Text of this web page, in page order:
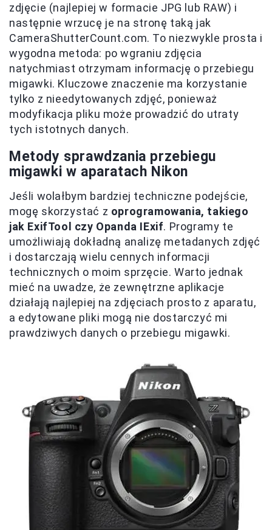
zdjęcie (najlepiej w formacie JPG lub RAW) i
następnie wrzucę je na stronę taką jak
CameraShutterCount.com. To niezwykle prosta i
wygodna metoda: po wgraniu zdjęcia
natychmiast otrzymam informację o przebiegu
migawki. Kluczowe znaczenie ma korzystanie
tylko z nieedytowanych zdjęć, ponieważ
modyfikacja pliku może prowadzić do utraty
tych istotnych danych.
Metody sprawdzania przebiegu
migawki w aparatach Nikon
Jeśli wolałbym bardziej techniczne podejście,
mogę skorzystać z oprogramowania, takiego
jak ExifTool czy Opanda IExif. Programy te
umożliwiają dokładną analizę metadanych zdjęć
i dostarczają wielu cennych informacji
technicznych o moim sprzęcie. Warto jednak
mieć na uwadze, że zewnętrzne aplikacje
działają najlepiej na zdjęciach prosto z aparatu,
a edytowane pliki mogą nie dostarczyć mi
prawdziwych danych o przebiegu migawki.